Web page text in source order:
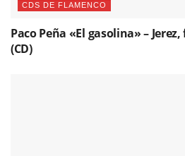
CDS DE FLAMENCO
Paco Peña «El gasolina» –
(CD)